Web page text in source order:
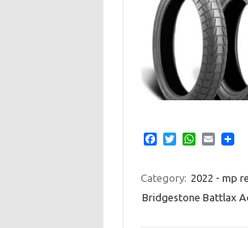
e
b
o
T
t
t
e
W
t
A
E
i
l
Category: 2022 - mp
Bridgestone Battlax